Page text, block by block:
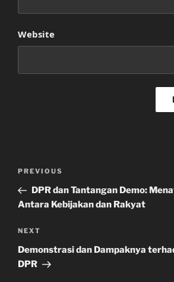
Website
Post
Previous
Post
PREVIOUS
DPR dan Tantangan Demo:
Antara Kebijakan dan Rakyat
Next
Post
NEXT
Demonstrasi dan Dampaknya
DPR